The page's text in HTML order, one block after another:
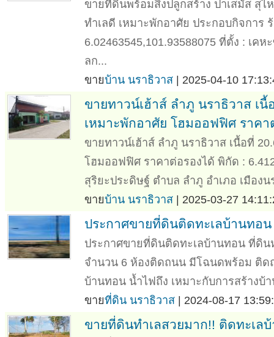
ขายที่ดินพร้อมสิ่งปลูกสร้าง ปาเสมัส สุไ
ทำเลดี เหมาะพักอาศัย ประกอบกิจการ
6.02463545,101.93588075 ที่ตั้ง : เค
ลก...
ขายบ้าน นราธิวาส | 2025-04-10
ขายทาวน์เฮ้าส์ ลำภู นราธิวาส เ
เหมาะพักอาศัย โฮมออฟฟิศ ราคา
ขายทาวน์เฮ้าส์ ลำภู นราธิวาส เนื้อที่
โฮมออฟฟิศ ราคาต่อรองได้ พิกัด :
สุริยะประดิษฐ์ ตำบล ลำภู อำเภอ เมือง
ขายบ้าน นราธิวาส | 2025-03-27
ประกาศขายที่ดินติดทะเลบ้านทอน
ประกาศขายที่ดินติดทะเลบ้านทอน ที่ดิน
จำนวน 6 ห้องติดถนน มีโฉนดพร้อม ติ
บ้านทอน น้ำไฟถึง เหมาะกับการสร้างบ้
ขายที่ดิน นราธิวาส | 2024-08-17
ขายที่ดินทําเลสวยมาก!! ติดทะเล